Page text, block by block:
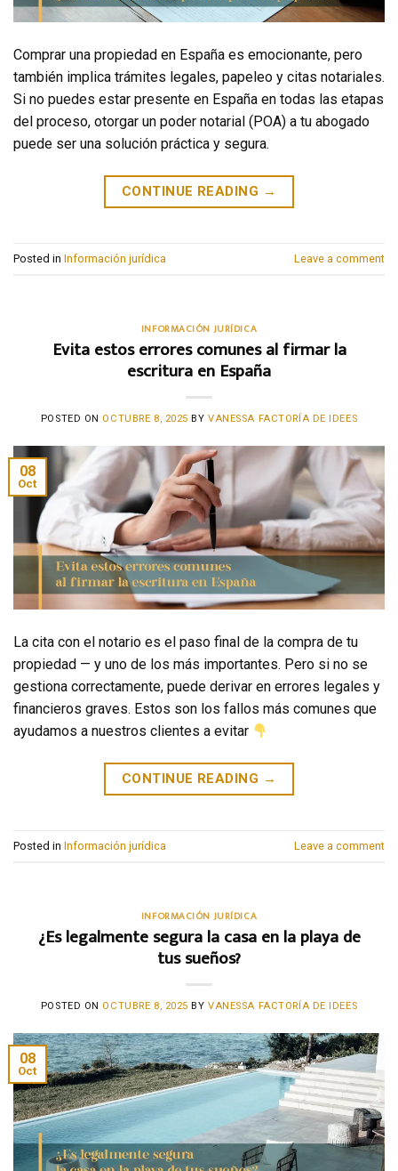
Comprar una propiedad en España es emocionante, pero
también implica trámites legales, papeleo y citas notariales.
Si no puedes estar presente en España en todas las etapas
del proceso, otorgar un poder notarial (POA) a tu abogado
puede ser una solución práctica y segura.
CONTINUE READING →
Posted in Información jurídica Leave a comment
INFORMACIÓN JURÍDICA
Evita estos errores comunes al firmar la
escritura en España
POSTED ON OCTUBRE 8, 2025 BYVANESSA FACTORÍA DE IDEES
08
Oct
La cita con el notario es el paso final de la compra de tu
propiedad — y uno de los más importantes. Pero si no se
gestiona correctamente, puede derivar en errores legales y
financieros graves. Estos son los fallos más comunes que
ayudamos a nuestros clientes a evitar
CONTINUE READING →
Posted in Información jurídica Leave a comment
INFORMACIÓN JURÍDICA
¿Es legalmente segura la casa en la playa de
tus sueños?
POSTED ON OCTUBRE 8, 2025 BYVANESSA FACTORÍA DE IDEES
08
Oct